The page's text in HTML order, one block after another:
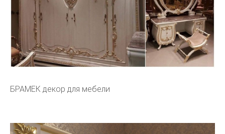
БРАМЕК декор для мебели